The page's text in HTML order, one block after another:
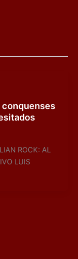
conquenses
ROCK: AL
LUIS